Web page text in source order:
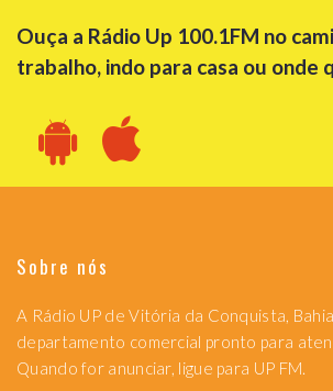
Ouça a Rádio Up 100.1FM no
trabalho, indo para casa ou onde
Sobre nós
A Rádio UP de Vitória da Conquista,
departamento comercial pronto para
Quando for anunciar, ligue para UP FM.